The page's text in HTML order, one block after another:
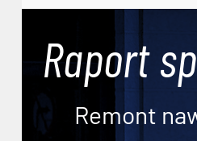
Raport
Remont